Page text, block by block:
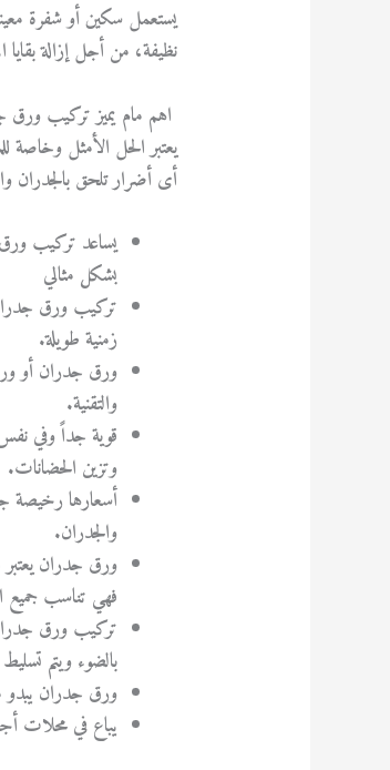
يستعمل سكين أو شفرة
نظيفة، من أجل إزالة
اهم مام يميز تركيب ورق
يعتبر الحل الأمثل وخاصة
أى أضرار تلحق بالجدران
يساعد تركيب
بشكل مثالي
تركيب ورق جدران
زمنية طويلة.
ورق جدران أو
والتقنية.
قوية جداً وفي نفس
وتزين الحضانات.
أسعارها رخيصة
والجدران.
ورق جدران يعتبر
فهي تناسب جميع
تركيب ورق
بالضوء ويتم
ورق جدران يبدو
يباع في محلات